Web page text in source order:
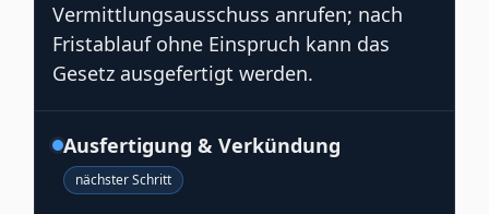
Vermittlungsausschuss anrufen; nach
Fristablauf ohne Einspruch kann das
Gesetz ausgefertigt werden.
Ausfertigung & Verkündung
nächster Schritt